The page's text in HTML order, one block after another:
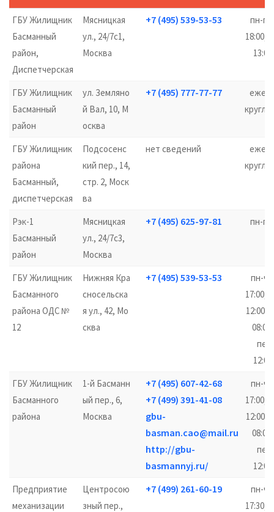
ГБУ Жилищник
Басманный
район,
Диспетчерская
Мясницкая
ул., 24/7с1,
Москва
+7 (495) 539-53-53
пн-пт
18:00,
ГБУ Жилищник
Басманный
район
ул. Земляно
й Вал, 10, М
осква
+7 (495) 777-77-77
ГБУ Жилищник
района
Басманный,
диспетчерская
Подсосенс
кий пер., 14,
стр. 2, Моск
ва
нет сведений
Рэк-1
Басманный
район
Мясницкая
ул., 24/7с3,
Москва
+7 (495) 625-97-81
пн-пт
ГБУ Жилищник
Басманного
района ОДС №
12
Нижняя Кра
сносельска
я ул., 42, Мо
сква
+7 (495) 539-53-53
пн-чт
17:00,
ГБУ Жилищник
Басманного
района
1-й Басманн
ый пер., 6,
Москва
+7 (495) 607-42-68
+7 (499) 391-41-08
gbu-
basman.cao@mail.ru
http://gbu-
basmannyj.ru/
пн-чт
17:00,
Предприятие
механизации
Центросою
зный пер.,
+7 (499) 261-60-19
пн-чт
17:30,